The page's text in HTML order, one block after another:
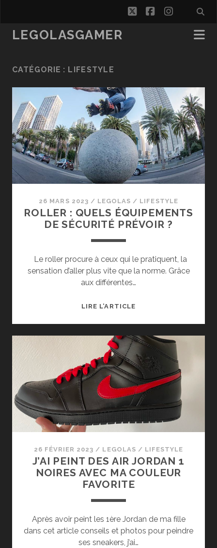
twitterfacebook
LEGOLASGAMER
CATÉGORIE : LIFESTYLE
26 MARS 2023 / LEGOLAS / LIFESTYLE
ROLLER : QUELS ÉQUIPEMENTS
DE SÉCURITÉ PRÉVOIR ?
Le roller procure à ceux qui le pratiquent, la
sensation d’aller plus vite que la norme. Grâce
aux différentes…
LIRE L’ARTICLEROLLER
ÉQUIPEMENTS
SÉCURITÉ
PRÉVOIR
?
26 FÉVRIER 2023 / LEGOLAS / LIFESTYLE
J’AI PEINT DES AIR JORDAN 1
NOIRES AVEC MA COULEUR
FAVORITE
Après avoir peint les 1ère Jordan de ma fille
dans cet article conseils et photos pour peindre
ses sneakers, j’ai…